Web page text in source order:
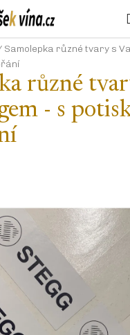
obsah
Samolepka různé tvary s
různé
- s